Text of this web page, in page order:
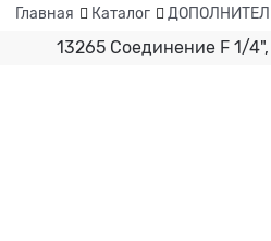
Главная Каталог
13265 Соединение F 1/